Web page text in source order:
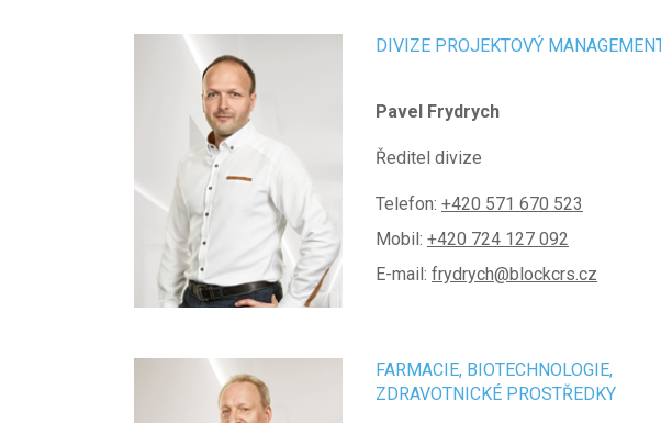
DIVIZE PROJEKTOVÝ
Pavel Frydrych
Ředitel divize
Telefon: +420 571 670 523
Mobil: +420 724 127 092
E-mail: frydrych@blockcrs.cz
FARMACIE, BIOTECHNOLOGIE,
ZDRAVOTNICKÉ PROSTŘEDKY